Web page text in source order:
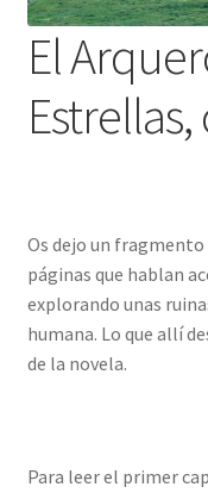
El
Os dejo un
páginas que hablan
explorando unas
humana. Lo que allí
de la novela.
Para leer el primer